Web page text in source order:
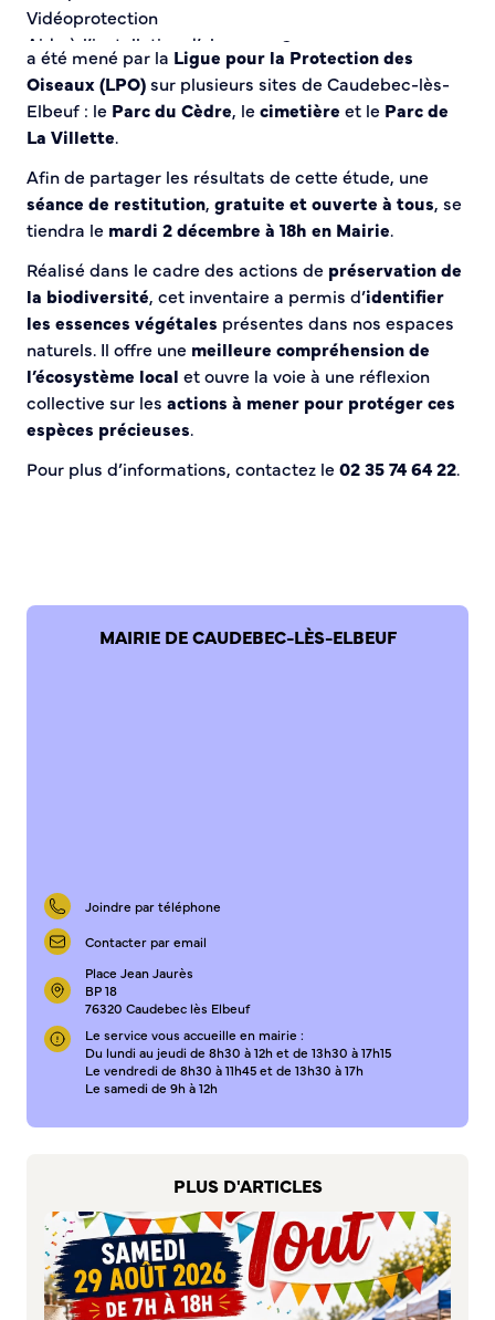
Uninventaire de la flore sauvage
a été mené par la Ligue pour la Protection des
Oiseaux (LPO)sur plusieurs sites de Caudebec-lès-
Elbeuf : le Parc du Cèdre, le cimetière et le Parc de
La Villette.
Afin de partager les résultats de cette étude, une
séance de restitution, gratuite et ouverte à tous, se
tiendra le mardi 2 décembre à 18h en Mairie.
Réalisé dans le cadre des actions de préservation de
la biodiversité, cet inventaire a permis d’identifier
les essences végétales présentes dans nos espaces
naturels. Il offre une meilleure compréhension de
l’écosystème local et ouvre la voie à une réflexion
collective sur les actions à mener pour protéger ces
espèces précieuses.
Pour plus d’informations, contactez le 02 35 74 64 22.
MAIRIE DE CAUDEBEC-LÈS-ELBEUF
Joindre par téléphone
Contacter par email
Place Jean Jaurès
BP 18
76320 Caudebec lès Elbeuf
Le service vous accueille en mairie :
Du lundi au jeudi de 8h30 à 12h et de 13h30 à 17h15
Le vendredi de 8h30 à 11h45 et de 13h30 à 17h
Le samedi de 9h à 12h
PLUS D'ARTICLES
Vidéoprotection
Aide à l’installation d’alarmes
Horaires pour le bricolage et le jardinage
Infos pratiques
Plan de Ville
Numéros d’urgence
Location de salles
Annuaire des services publics
DÉCOUVRIR SORTIR
Bienvenue à Caudebec
Histoire de la ville
Patrimoine historique
Temps forts
Parcs et jardins
Entretien durable des espaces verts
Journal municipal
Le Territoire
La Métropole de Rouen Normandie
Le Département de la Seine-Maritime
La Région Normandie
Culture
Espace Bourvil
Studio Gainsbourg
Boîtes à lire
Vie associative
Attribution de subventions